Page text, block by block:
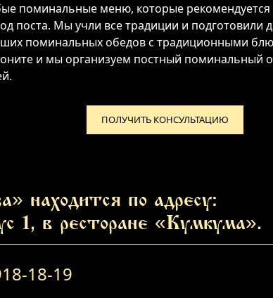
поминальные меню, которые
поста. Мы учли все традиции и подготовили
поминальных обедов с традиционными
и мы организуем постный поминальный
ПОЛУЧИТЬ КОНСУЛЬТАЦИЮ
находится по адресу:
1, в ресторане «Кумкума».
18-19